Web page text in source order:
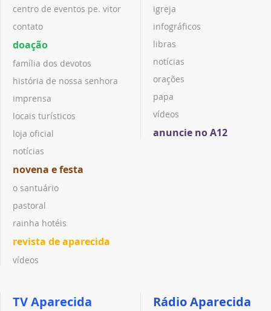
centro de eventos pe. vitor
contato
doação
família dos devotos
história de nossa senhora
imprensa
locais turísticos
loja oficial
notícias
novena e festa
o santuário
pastoral
rainha hotéis
revista de aparecida
vídeos
igreja
infográficos
libras
notícias
orações
papa
vídeos
anuncie no A12
TV Aparecida Rádio Aparecida